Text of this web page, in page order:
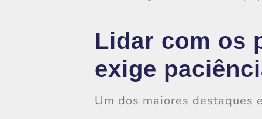
Lidar com os
exige
Um dos maiores destaques